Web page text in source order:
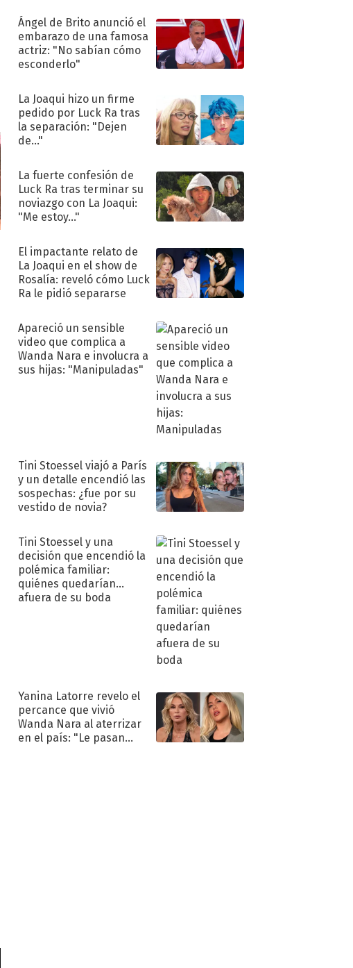
Ángel de Brito anunció el
embarazo de una famosa
actriz: "No sabían cómo
esconderlo"
La Joaqui hizo un firme
pedido por Luck Ra tras
la separación: "Dejen
de..."
La fuerte confesión de
Luck Ra tras terminar su
noviazgo con La Joaqui:
"Me estoy..."
El impactante relato de
La Joaqui en el show de
Rosalía: reveló cómo Luck
Ra le pidió separarse
Apareció un sensible
video que complica a
Wanda Nara e involucra a
sus hijas: "Manipuladas"
Tini Stoessel viajó a París
y un detalle encendió las
sospechas: ¿fue por su
vestido de novia?
Tini Stoessel y una
decisión que encendió la
polémica familiar:
quiénes quedarían
afuera de su boda
Yanina Latorre revelo el
percance que vivió
Wanda Nara al aterrizar
en el país: "Le pasan